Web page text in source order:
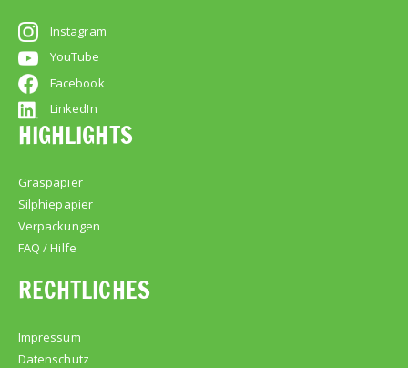
Instagram
YouTube
Facebook
LinkedIn
HIGHLIGHTS
Graspapier
Silphiepapier
Verpackungen
FAQ / Hilfe
RECHTLICHES
Impressum
Datenschutz